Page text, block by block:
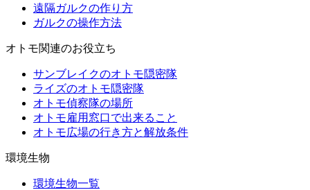
遠隔ガルクの作り方
ガルクの操作方法
オトモ関連のお役立ち
サンブレイクのオトモ隠密隊
ライズのオトモ隠密隊
オトモ偵察隊の場所
オトモ雇用窓口で出来ること
オトモ広場の行き方と解放条件
環境生物
環境生物一覧